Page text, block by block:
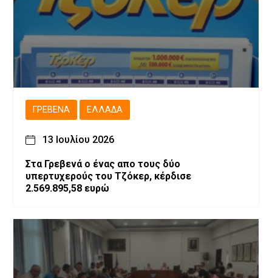
ΓΡΕΒΕΝΆ ΕΛΛΆΔΑ
13 Ιουλίου 2026
Στα Γρεβενά ο ένας απο τους δύο
υπερτυχερούς του Τζόκερ, κέρδισε
2.569.895,58 ευρώ